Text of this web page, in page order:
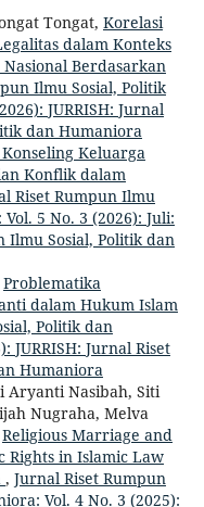
Tongat, Korelasi
dalam Konteks
Berdasarkan
Ilmu Sosial, Politik
JURRISH: Jurnal
dan Humaniora
Keluarga
Konflik dalam
Riset Rumpun Ilmu
5 No. 3 (2026): Juli:
Ilmu Sosial, Politik dan
Problematika
dalam Hukum Islam
Politik dan
JURRISH: Jurnal Riset
Humaniora
Aryanti Nasibah, Siti
Nugraha, Melva
Religious Marriage and
Rights in Islamic Law
, Jurnal Riset Rumpun
Vol. 4 No. 3 (2025):